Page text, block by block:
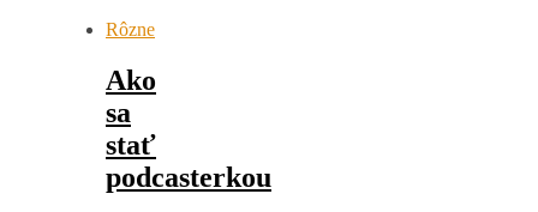
Rôzne
Ako
sa
stať
podcasterkou